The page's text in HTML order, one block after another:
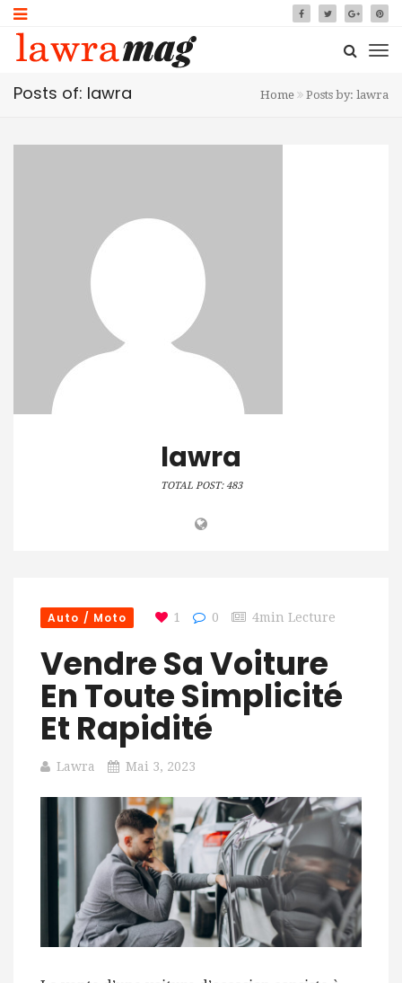
Posts of: lawra Home Posts by: lawra
lawra
TOTAL POST: 483
Auto / Moto 1 0 4min Lecture
Vendre Sa Voiture
En Toute Simplicité
Et Rapidité
Lawra Mai 3, 2023